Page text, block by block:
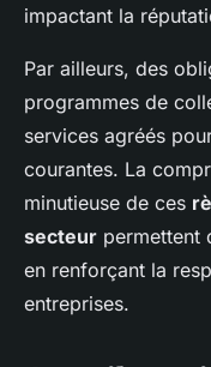
impactant la
Par ailleurs, des
programmes de
services agréés
courantes. La
minutieuse de ces
secteur permettent
en renforçant la
entreprises.